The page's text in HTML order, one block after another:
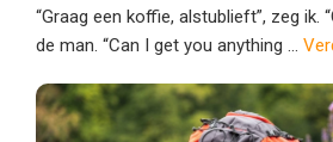
“Graag een koffie, alstublieft”, zeg ik.
de man. “Can I get you anything ...